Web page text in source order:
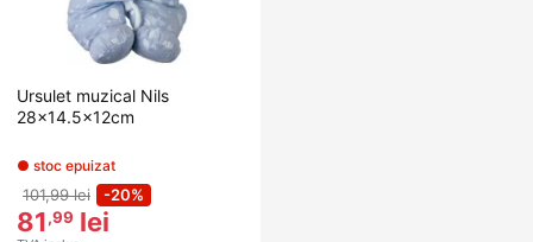
Ursulet muzical Nils
28x14.5x12cm
● stoc epuizat
101,99 lei -20%
81,99 lei